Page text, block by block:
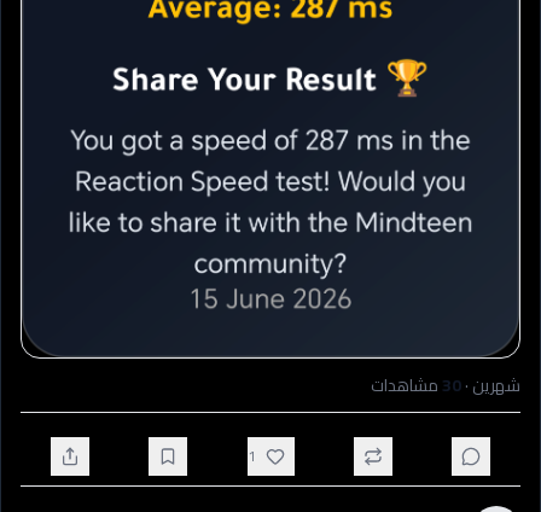
شهرين·
30مشاهدات
1